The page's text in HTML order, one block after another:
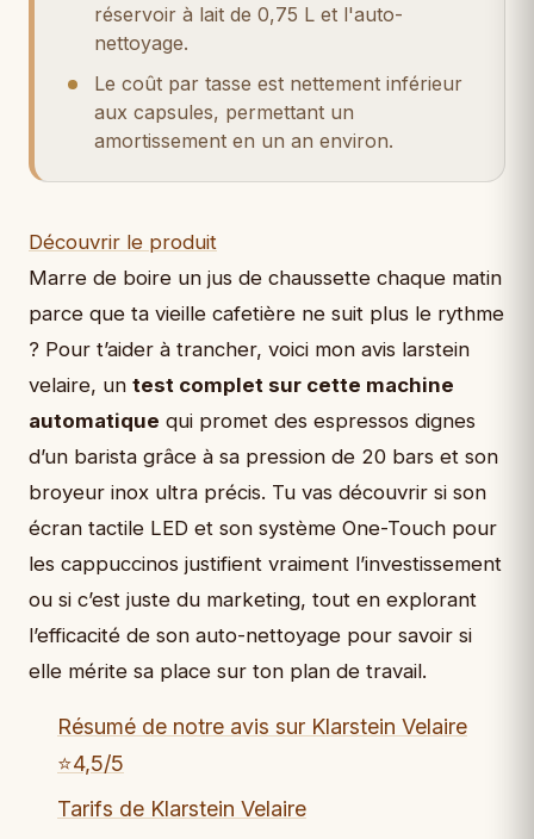
réservoir à lait de 0,75 L et l'auto-
nettoyage.
Le coût par tasse est nettement inférieur
aux capsules, permettant un
amortissement en un an environ.
Découvrir le produit
Marre de boire un jus de chaussette chaque matin
parce que ta vieille cafetière ne suit plus le rythme
? Pour t’aider à trancher, voici mon avis larstein
velaire, un test complet sur cette machine
automatique qui promet des espressos dignes
d’un barista grâce à sa pression de 20 bars et son
broyeur inox ultra précis. Tu vas découvrir si son
écran tactile LED et son système One-Touch pour
les cappuccinos justifient vraiment l’investissement
ou si c’est juste du marketing, tout en explorant
l’efficacité de son auto-nettoyage pour savoir si
elle mérite sa place sur ton plan de travail.
Résumé de notre avis sur Klarstein Velaire
⭐4,5/5
Tarifs de Klarstein Velaire